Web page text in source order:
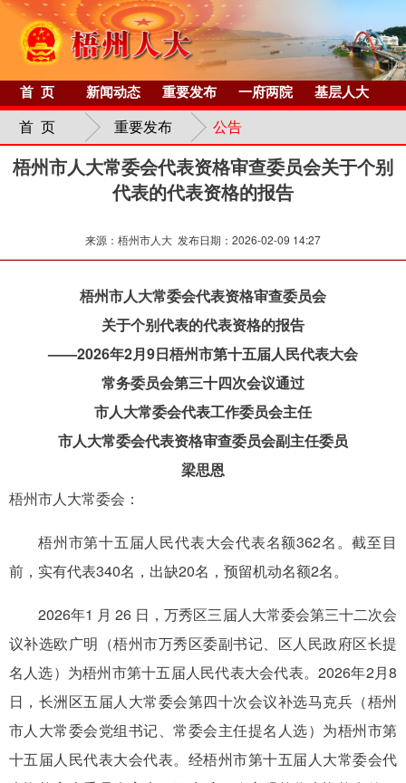
首 页 新闻动态 重要发布 一府两院 基层人大
首 页 重要发布 公告
梧州市人大常委会代表资格审查委员会关于个别
代表的代表资格的报告
来源：梧州市人大 发布日期：2026-02-09 14:27
梧州市人大常委会代表资格审查委员会
关于个别代表的代表资格的报告
——2026年2月9日梧州市第十五届人民代表大会
常务委员会第三十四次会议通过
市人大常委会代表工作委员会主任
市人大常委会代表资格审查委员会副主任委员
梁思恩
梧州市人大常委会：
梧州市第十五届人民代表大会代表名额362名。截至目
前，实有代表340名，出缺20名，预留机动名额2名。
2026年1 月 26 日，万秀区三届人大常委会第三十二次会
议补选欧广明（梧州市万秀区委副书记、区人民政府区长提
名人选）为梧州市第十五届人民代表大会代表。2026年2月8
日，长洲区五届人大常委会第四十次会议补选马克兵（梧州
市人大常委会党组书记、常委会主任提名人选）为梧州市第
十五届人民代表大会代表。经梧州市第十五届人大常委会代